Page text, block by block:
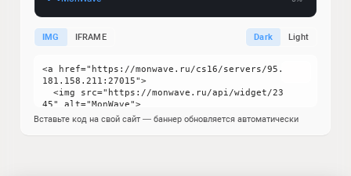
IMG IFRAME Dark Light
Вставьте код на свой сайт — баннер обновляется автоматически